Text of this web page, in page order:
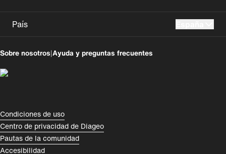
País
România
Rest of World
Sobre nosotros|Ayuda y preguntas frecuentes
Compliance Footer
Condiciones de uso
Centro de privacidad de Diageo
Pautas de la comunidad
Accesibilidad